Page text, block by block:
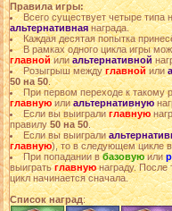
Правила игры:
Всего существует четыре типа
альтернативнаянаграда.
Каждая десятая попытка
В рамках одного цикла игры
главнойилиальтернативной
Розыгрыш междуглавнойили
50 на 50.
При первом переходе к такому
главнуюилиальтернативную
Если вы выигралиглавную
правилу50 на 50.
Если вы выиграли
главную), то в следующем цикле
При попадании вбазовуюили
выигратьглавнуюнаграду. После
цикл начинается сначала.
Список наград: